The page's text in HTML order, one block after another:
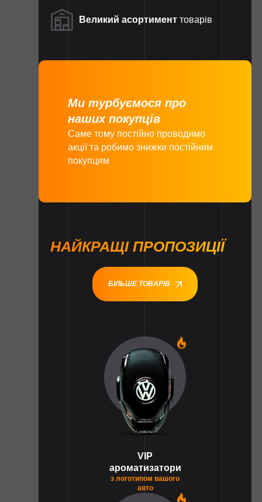
Великий асортимент товарів
Ми турбуємося про
наших покупців
Саме тому постійно проводимо
акції та робимо знижки постійним
покупцям
НАЙКРАЩІ ПРОПОЗИЦІЇ
БІЛЬШЕ ТОВАРІВ
VIP
ароматизатори
з логотипом вашого
авто